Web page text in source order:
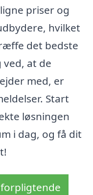
priser og
hvilket
det bedste
ved, at de
med, er
Start
løsningen
i dag, og få dit